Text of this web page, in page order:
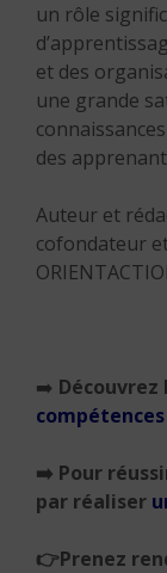
un rôle
et des
une grande
des
Auteur et
cofondateur
➡️ Découvrez
compétences
➡️ Pour
par réaliser
👉Prenez